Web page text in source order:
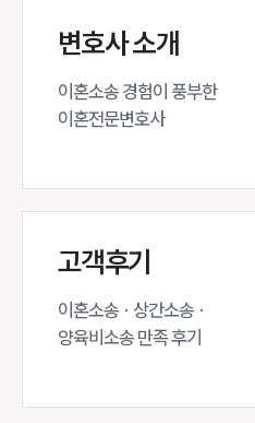
변호사 소개
이혼소송 경험이 풍부한
이혼전문변호사
고객후기
이혼소송 · 상간소송 ·
양육비소송 만족 후기